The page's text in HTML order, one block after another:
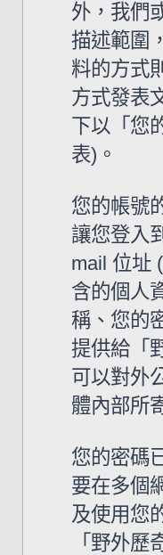
外，我們
描述範圍
料的方式
方式發表
下以「您
表)。
您的帳號
讓您登入
mail 位址
含的個人
稱、您的
提供給「
可以對外
體內部所
您的密碼
要在多個
及使用您
「野外